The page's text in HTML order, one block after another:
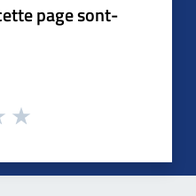
page sont-